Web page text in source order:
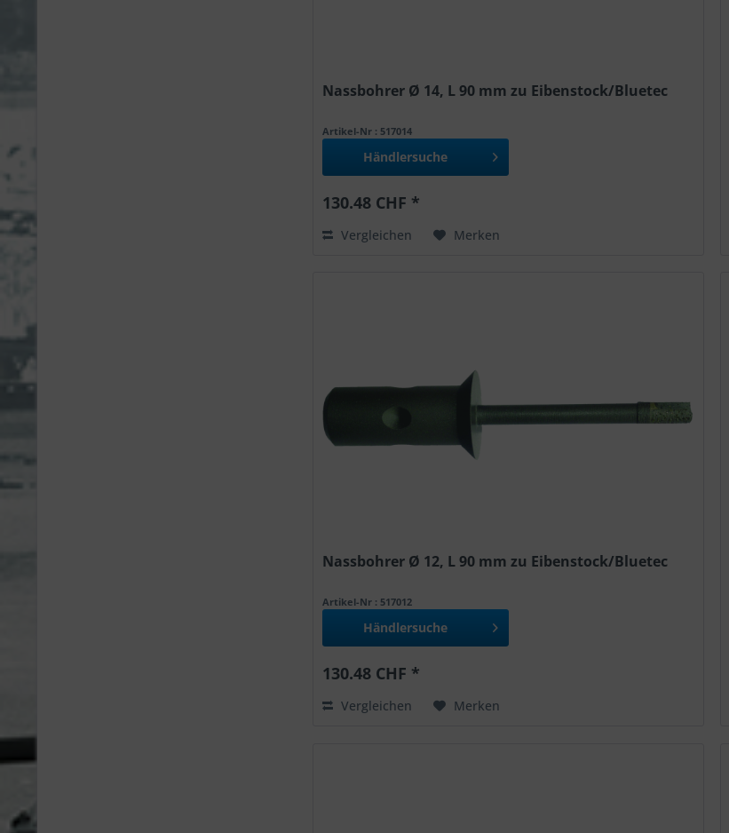
Nassbohrer Ø 14, L 90 mm zu Eibenstock/Bluetec
Artikel-Nr : 517014
Händlersuche
130.48 CHF *
Vergleichen Merken
Nassbohrer Ø 12, L 90 mm zu Eibenstock/Bluetec
Artikel-Nr : 517012
Händlersuche
130.48 CHF *
Vergleichen Merken